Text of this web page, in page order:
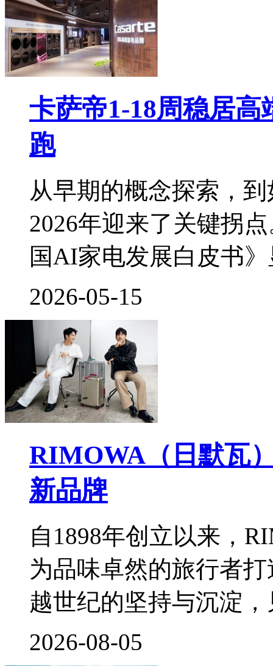
卡萨帝1-18周稳居
跑
从早期的概念探索，
2026年迎来了关键拐
国AI家电发展白皮书
2026-05-15
RIMOWA（日默瓦
新品牌
自1898年创立以来，
为品味卓然的旅行者
越世纪的坚持与沉淀
2026-08-05